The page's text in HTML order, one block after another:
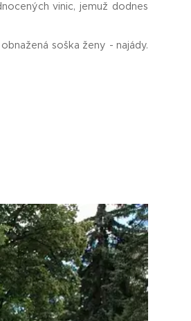
vinic, jemuž dodnes
soška ženy - najády.